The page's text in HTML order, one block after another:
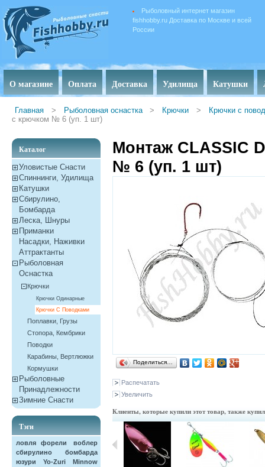
Рыболовный интернет магазин
fishhobby.ru Доставка по Москве и всей
России
О магазине Оплата Доставка Удилища Катушки
Главная > Рыболовная оснастка > Крючки >
Крючки с
с крючком № 6 (уп. 1 шт)
Каталог
Уловистые Снасти
Спиннинги, Удилища
Катушки
Сбирулино,
Бомбарда
Леска, Шнуры
Приманки
Насадки, Наживки
Aттрактанты
Рыболовная
Оснастка
Крючки
Крючки Одинарные
Крючки С Поводками
Поплавки, Грузы
Стопора, Кембрики
Поводки
Карабины, Вертлюжки
Кормушки
Рыболовные
Принадлежности
Зимние Снасти
Тэги
ловля форели
воблер
сбирулино
бомбарда
юзури
Yo-Zuri
Minnow
Монтаж CLASSIC
№ 6 (уп. 1 шт)
Поделиться…
Распечатать
Увеличить
Клиенты, которые купили этот товар, также